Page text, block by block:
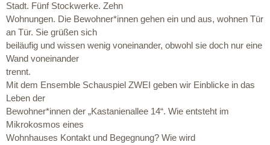
Stadt. Fünf Stockwerke. Zehn
Wohnungen. Die Bewohner*innen gehen ein und aus, wohnen Tür
an Tür. Sie grüßen sich
beiläufig und wissen wenig voneinander, obwohl sie doch nur eine
Wand voneinander
trennt.
Mit dem Ensemble Schauspiel ZWEI geben wir Einblicke in das
Leben der
Bewohner*innen der „Kastanienallee 14“. Wie entsteht im
Mikrokosmos eines
Wohnhauses Kontakt und Begegnung? Wie wird